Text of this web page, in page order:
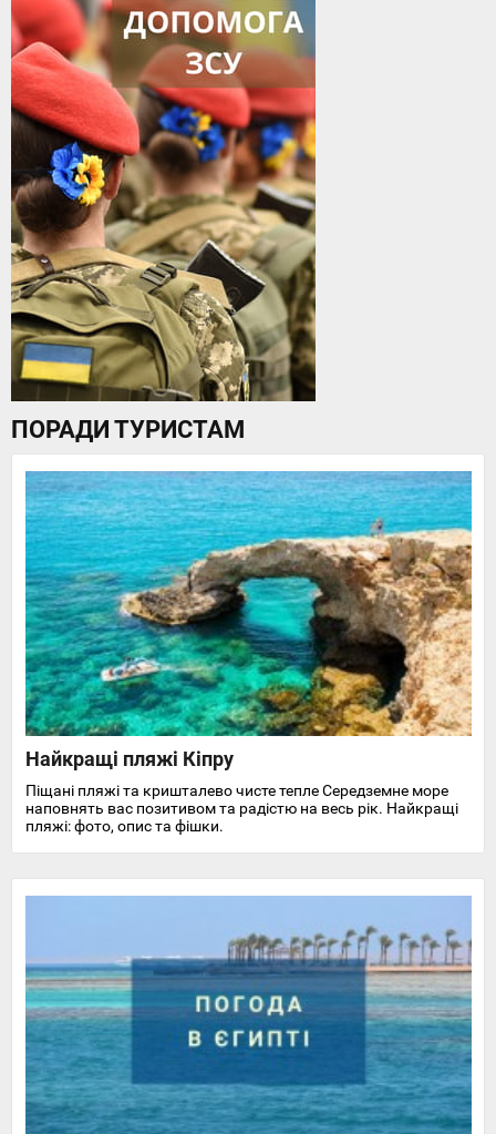
ПОРАДИ ТУРИСТАМ
Найкращі пляжі Кіпру
Піщані пляжі та кришталево чисте тепле Середземне море
наповнять вас позитивом та радістю на весь рік. Найкращі
пляжі: фото, опис та фішки.